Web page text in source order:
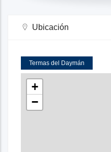
Ubicación
Termas del Daymán
+
−